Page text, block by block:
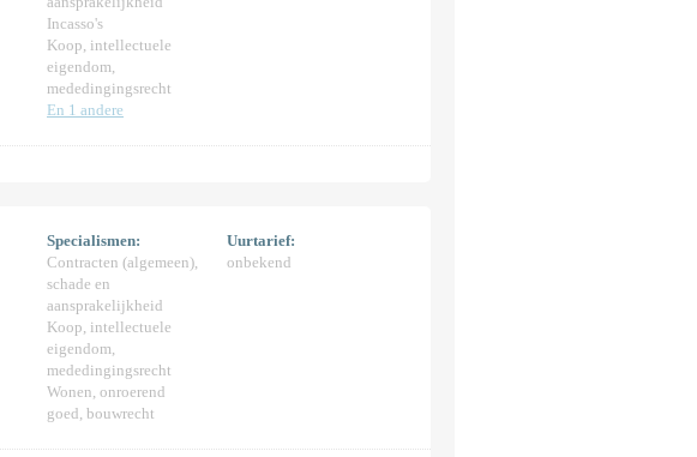
Incasso's
Koop, intellectuele
eigendom,
mededingingsrecht
En 1 andere
Specialismen:
Contracten (algemeen),
schade en
aansprakelijkheid
Koop, intellectuele
eigendom,
mededingingsrecht
Wonen, onroerend
goed, bouwrecht
Uurtarief:
onbekend